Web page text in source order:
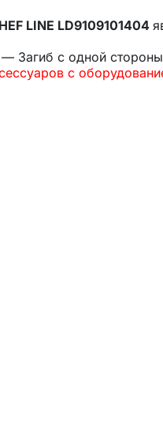
LINE LD9109101404
Загиб с одной стороны
с